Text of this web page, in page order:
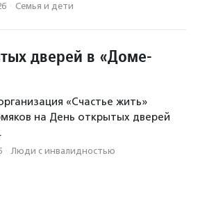
· Семья и дети
дверей в «Доме-
«Счастье жить»
на День открытых дверей
· Люди с инвалидностью